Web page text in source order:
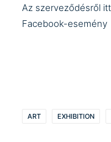
Az szerveződésről itt
Facebook-esemény
ART EXHIBITION